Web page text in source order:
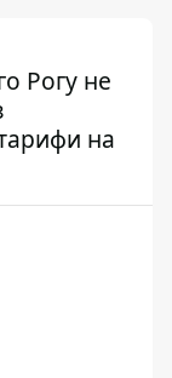
Рогу не
на